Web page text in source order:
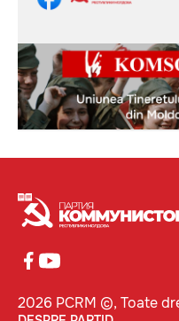
2026 PCRM ©, Toate